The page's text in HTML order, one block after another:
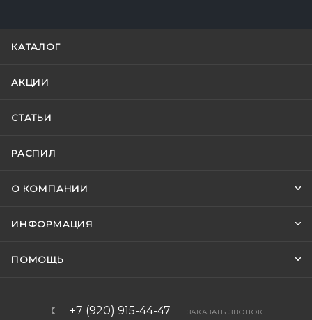
КАТАЛОГ
АКЦИИ
СТАТЬИ
РАСПИЛ
О КОМПАНИИ
ИНФОРМАЦИЯ
ПОМОЩЬ
+7 (920) 915-44-47 ЗАКАЗАТЬ ЗВОНОК